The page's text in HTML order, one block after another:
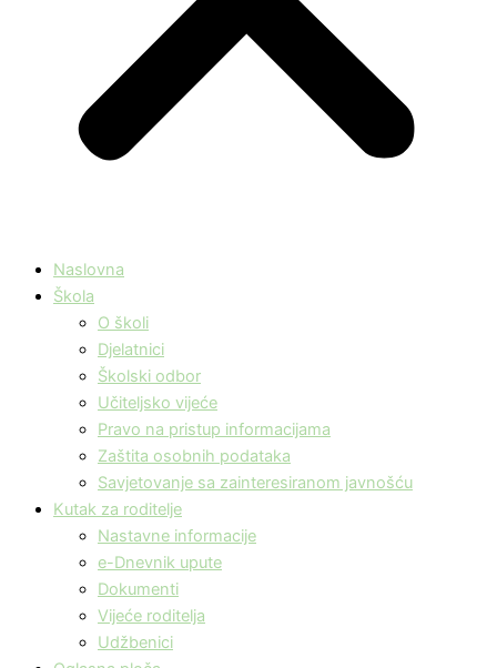
Naslovna
Škola
O školi
Djelatnici
Školski odbor
Učiteljsko vijeće
Pravo na pristup informacijama
Zaštita osobnih podataka
Savjetovanje sa zainteresiranom javnošću
Kutak za roditelje
Nastavne informacije
e-Dnevnik upute
Dokumenti
Vijeće roditelja
Udžbenici